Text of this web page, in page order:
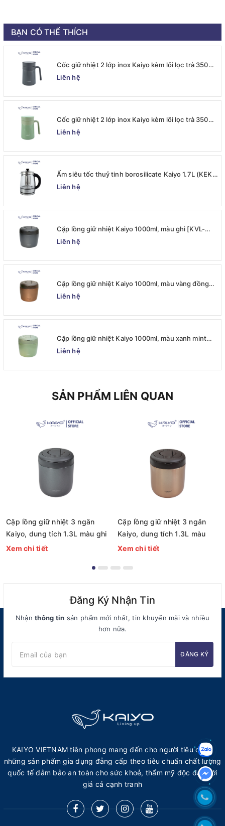
BẠN CÓ THỂ THÍCH
Cốc giữ nhiệt 2 lớp inox Kaiyo kèm lõi lọc trà 350ml,
màu ghi [mã KTM-6667]
Liên hệ
Cốc giữ nhiệt 2 lớp inox Kaiyo kèm lõi lọc trà 350ml,
màu xanh mint [mã KTM-6650]
Liên hệ
Ấm siêu tốc thuỷ tinh borosilicate Kaiyo 1.7L (KEK-
062)
Liên hệ
Cặp lồng giữ nhiệt Kaiyo 1000ml, màu ghi [KVL-
6537]
Liên hệ
Cặp lồng giữ nhiệt Kaiyo 1000ml, màu vàng đồng
[KVL-6520]
Liên hệ
Cặp lồng giữ nhiệt Kaiyo 1000ml, màu xanh mint
[mã KVL-6513]
Liên hệ
SẢN PHẨM LIÊN QUAN
Cặp lồng giữ nhiệt 3 ngăn
Kaiyo, dung tích 1.3L màu ghi
[mã KVL-1563]
Xem chi tiết
Cặp lồng giữ nhiệt 3 ngăn
Kaiyo, dung tích 1.3L màu
vàng đồng [mã KVL-1556]
Xem chi tiết
Đăng Ký Nhận Tin
Nhậnthông tin sản phẩm mới nhất, tin khuyến mãi và nhiều
hơn nữa.
ĐĂNG KÝ
KAIYO VIETNAM tiên phong mang đến cho người tiêu dùng
những sản phẩm gia dụng đẳng cấp theo tiêu chuẩn chất lượng
quốc tế đảm bảo an toàn cho sức khoẻ, thẩm mỹ độc đáo với
giá cả cạnh tranh